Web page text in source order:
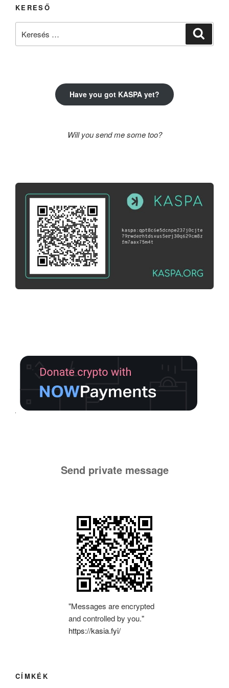
KERESŐ
Have you got KASPA yet?
Will you send me some too?
Send private message
"Messages are encrypted
and controlled by you."
https://kasia.fyi/
CÍMKÉK